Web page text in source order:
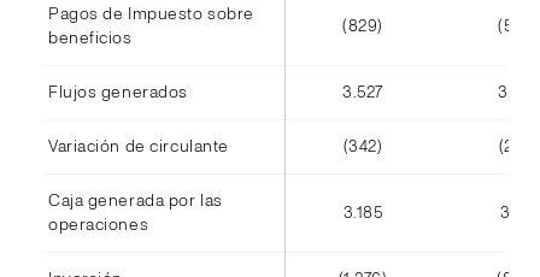
Pagos de Impuesto sobre
beneficios
(829) (585)
Flujos generados 3.527 3.416
Variación de circulante (342) (245)
Caja generada por las
operaciones
3.185 3.171